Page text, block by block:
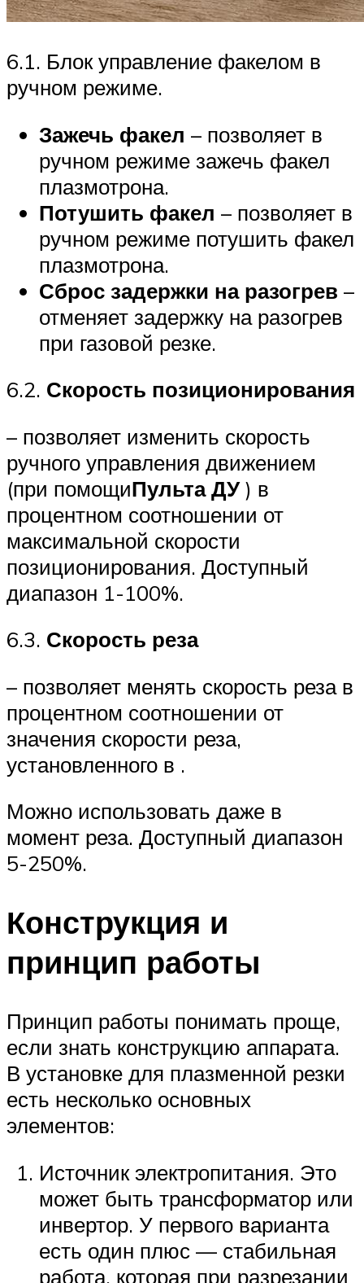
6.1. Блок управление факелом в
ручном режиме.
Зажечь факел – позволяет в
ручном режиме зажечь факел
плазмотрона.
Потушить факел – позволяет в
ручном режиме потушить факел
плазмотрона.
Сброс задержки на разогрев –
отменяет задержку на разогрев
при газовой резке.
6.2. Скорость позиционирования
– позволяет изменить скорость
ручного управления движением
(при помощиПульта ДУ) в
процентном соотношении от
максимальной скорости
позиционирования. Доступный
диапазон 1-100%.
6.3. Скорость реза
– позволяет менять скорость реза в
процентном соотношении от
значения скорости реза,
установленного в .
Можно использовать даже в
момент реза. Доступный диапазон
5-250%.
Конструкция и
принцип работы
Принцип работы понимать проще,
если знать конструкцию аппарата.
В установке для плазменной резки
есть несколько основных
элементов:
Источник электропитания. Это
может быть трансформатор или
инвертор. У первого варианта
есть один плюс — стабильная
работа, которая при разрезании